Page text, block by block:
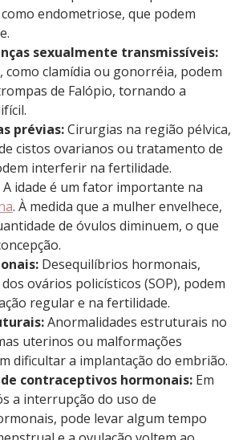
endometriose, que podem
sexualmente transmissíveis:
como clamídia ou gonorréia, podem
de Falópio, tornando a
prévias:Cirurgias na região pélvica,
cistos ovarianos ou tratamento de
interferir na fertilidade.
A idade é um fator importante na
. À medida que a mulher envelhece,
de óvulos diminuem, o que
Desequilíbrios hormonais,
ovários policísticos (SOP), podem
regular e na fertilidade.
Anormalidades estruturais no
uterinos ou malformações
dificultar a implantação do embrião.
contraceptivos hormonais: Em
a interrupção do uso de
pode levar algum tempo